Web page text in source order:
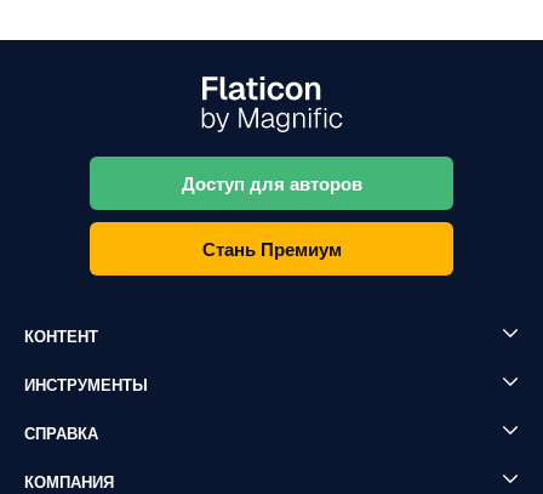
Доступ для авторов
Стань Премиум
КОНТЕНТ
ИНСТРУМЕНТЫ
СПРАВКА
КОМПАНИЯ